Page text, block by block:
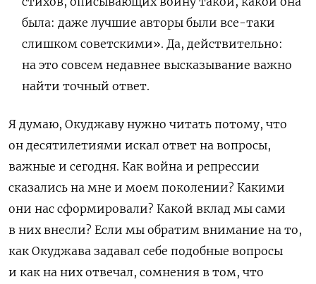
была: даже лучшие авторы были все-таки
слишком советскими». Да, действительно:
на это совсем недавнее высказывание важно
найти точный ответ.
Я думаю, Окуджаву нужно читать потому, что
он десятилетиями искал ответ на вопросы,
важные и сегодня. Как война и репрессии
сказались на мне и моем поколении? Какими
они нас сформировали? Какой вклад мы сами
в них внесли? Если мы обратим внимание на то,
как Окуджава задавал себе подобные вопросы
и как на них отвечал, сомнения в том, что